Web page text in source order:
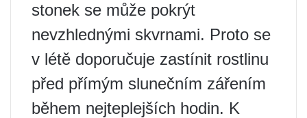
stonek se může pokrýt
nevzhlednými skvrnami. Proto se
v létě doporučuje zastínit rostlinu
před přímým slunečním zářením
během nejteplejších hodin. K